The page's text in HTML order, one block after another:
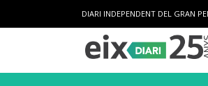
DIARI INDEPENDENT DEL GRAN